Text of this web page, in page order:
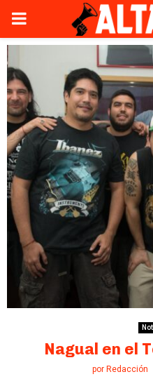
PRIMARY
Nagual en el
por Redacción